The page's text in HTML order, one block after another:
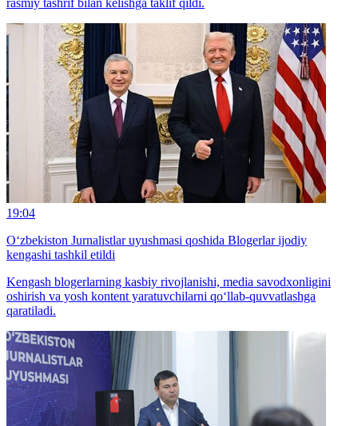
19:04
O‘zbekiston Jurnalistlar uyushmasi qoshida Blogerlar ijodiy
kengashi tashkil etildi
Kengash blogerlarning kasbiy rivojlanishi, media savodxonligini
oshirish va yosh kontent yaratuvchilarni qo‘llab-quvvatlashga
qaratiladi.